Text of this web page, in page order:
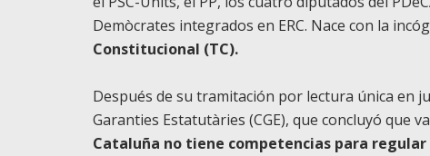
Demòcrates integrados en ERC. Nace con la
Constitucional (TC).
Después de su tramitación por lectura única en
Garanties Estatutàries (CGE), que concluyó que
Cataluña no tiene competencias para